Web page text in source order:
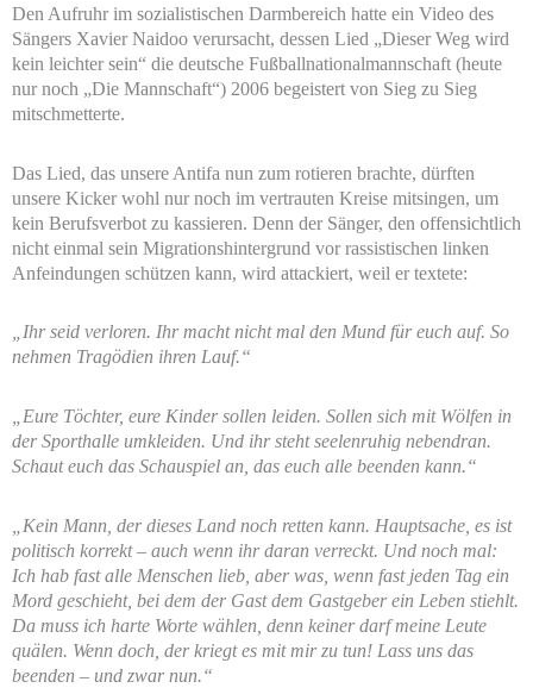
Den Aufruhr im sozialistischen Darmbereich hatte ein Video des
Sängers Xavier Naidoo verursacht, dessen Lied „Dieser Weg wird
kein leichter sein“ die deutsche Fußballnationalmannschaft (heute
nur noch „Die Mannschaft“) 2006 begeistert von Sieg zu Sieg
mitschmetterte.
Das Lied, das unsere Antifa nun zum rotieren brachte, dürften
unsere Kicker wohl nur noch im vertrauten Kreise mitsingen, um
kein Berufsverbot zu kassieren. Denn der Sänger, den offensichtlich
nicht einmal sein Migrationshintergrund vor rassistischen linken
Anfeindungen schützen kann, wird attackiert, weil er textete:
„Ihr seid verloren. Ihr macht nicht mal den Mund für euch auf. So
nehmen Tragödien ihren Lauf.“
„Eure Töchter, eure Kinder sollen leiden. Sollen sich mit Wölfen in
der Sporthalle umkleiden. Und ihr steht seelenruhig nebendran.
Schaut euch das Schauspiel an, das euch alle beenden kann.“
„Kein Mann, der dieses Land noch retten kann. Hauptsache, es ist
politisch korrekt – auch wenn ihr daran verreckt. Und noch mal:
Ich hab fast alle Menschen lieb, aber was, wenn fast jeden Tag ein
Mord geschieht, bei dem der Gast dem Gastgeber ein Leben stiehlt.
Da muss ich harte Worte wählen, denn keiner darf meine Leute
quälen. Wenn doch, der kriegt es mit mir zu tun! Lass uns das
beenden – und zwar nun.“